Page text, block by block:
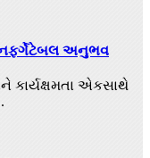
અનુભવ
એકસાથે